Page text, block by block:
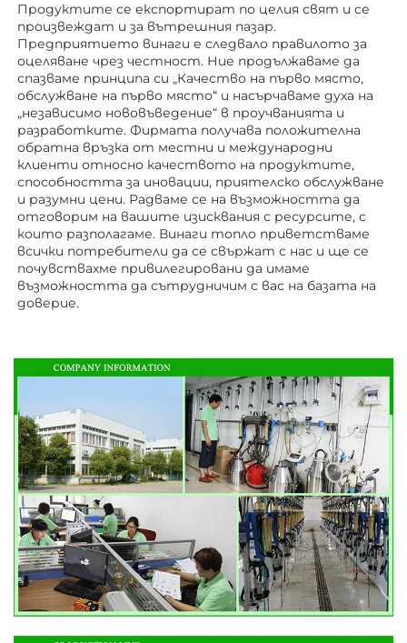
Продуктите се експортират по целия свят и се
произвеждат и за вътрешния пазар.
Предприятието винаги е следвало правилото за
оцеляване чрез честност. Ние продължаваме да
спазваме принципа си „Качество на първо място,
обслужване на първо място“ и насърчаваме духа на
„независимо нововъведение“ в проучванията и
разработките. Фирмата получава положителна
обратна връзка от местни и международни
клиенти относно качеството на продуктите,
способността за иновации, приятелско обслужване
и разумни цени. Радваме се на възможността да
отговорим на вашите изисквания с ресурсите, с
които разполагаме. Винаги топло приветстваме
всички потребители да се свържат с нас и ще се
почувствахме привилегировани да имаме
възможността да сътрудничим с вас на базата на
доверие.